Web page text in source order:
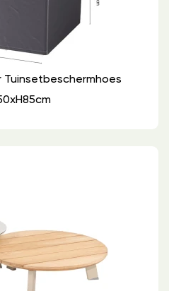
Tuinsetbeschermhoes